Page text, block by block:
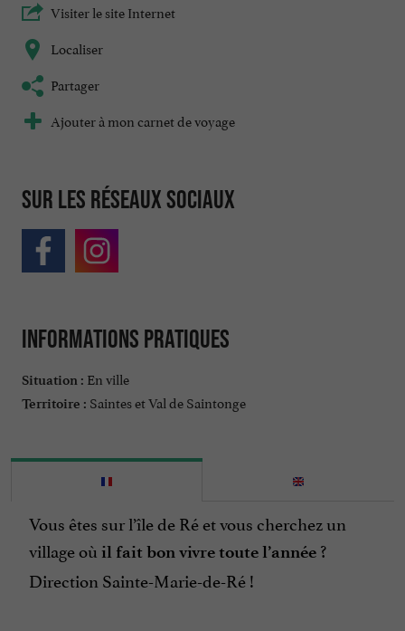
Visiter le site Internet
Localiser
Partager
Ajouter à mon carnet de voyage
Sur les réseaux sociaux
Informations pratiques
Situation : En ville
Territoire : Saintes et Val de Saintonge
Vous êtes sur l’île de Ré et vous cherchez un
village où il fait bon vivre toute l’année ?
Direction Sainte-Marie-de-Ré !